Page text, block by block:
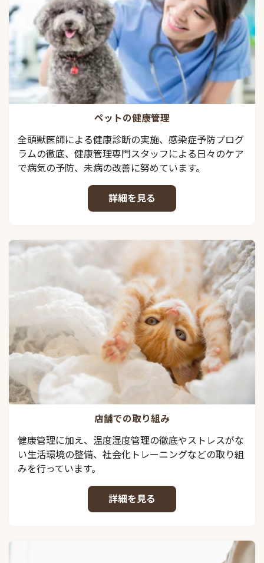
ペットの健康管理
全頭獣医師による健康診断の実施、感染症予防プログ
ラムの徹底、健康管理専門スタッフによる日々のケア
で病気の予防、未病の改善に努めています。
詳細を見る
店舗での取り組み
健康管理に加え、温度湿度管理の徹底やストレスがな
い生活環境の整備、社会化トレーニングなどの取り組
みを行っています。
詳細を見る